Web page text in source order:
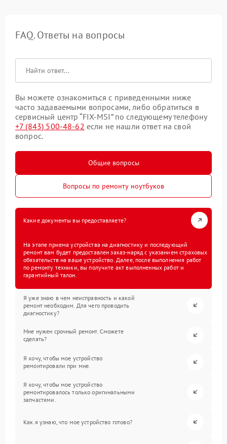
FAQ. Ответы на вопросы
Вы можете ознакомиться с приведенными ниже
часто задаваемыми вопросами, либо обратиться в
сервисный центр “FIX-MSI” по следующему телефону
+7 (843) 500-48-62 если не нашли ответ на свой
вопрос.
Общие вопросы
Вопросы по ремонту ноутбуков
Какие документы вы предоставляете?
На этапе приема устройства на диагностику и последующий
ремонт вам будет предоставлен заказ-наряд с указанием страховых
обязательств на ваше устройство. Далее, после выполнения работ
по ремонту техники, вы получите акт выполненных работ и
гарантийный талон.
Я уже знаю в чем неисправность и какой
ремонт необходим. Для чего проводить
диагностику?
Мне нужен срочный ремонт. Сможете
сделать?
Я хочу, чтобы мое устройство
ремонтировали при мне.
Я хочу, чтобы мое устройство
ремонтировалось только оригинальными
запчастями.
Как я узнаю, что мое устройство готово?